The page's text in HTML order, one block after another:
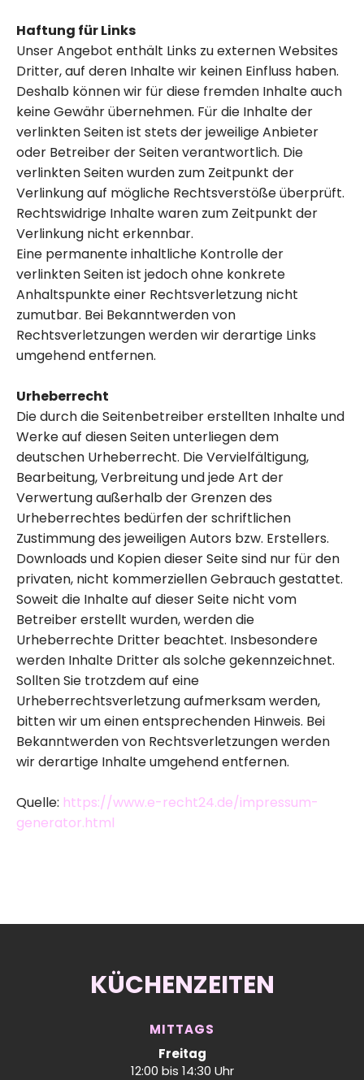
Haftung für Links
Unser Angebot enthält Links zu externen Websites
Dritter, auf deren Inhalte wir keinen Einfluss haben.
Deshalb können wir für diese fremden Inhalte auch
keine Gewähr übernehmen. Für die Inhalte der
verlinkten Seiten ist stets der jeweilige Anbieter
oder Betreiber der Seiten verantwortlich. Die
verlinkten Seiten wurden zum Zeitpunkt der
Verlinkung auf mögliche Rechtsverstöße überprüft.
Rechtswidrige Inhalte waren zum Zeitpunkt der
Verlinkung nicht erkennbar.
Eine permanente inhaltliche Kontrolle der
verlinkten Seiten ist jedoch ohne konkrete
Anhaltspunkte einer Rechtsverletzung nicht
zumutbar. Bei Bekanntwerden von
Rechtsverletzungen werden wir derartige Links
umgehend entfernen.
Urheberrecht
Die durch die Seitenbetreiber erstellten Inhalte und
Werke auf diesen Seiten unterliegen dem
deutschen Urheberrecht. Die Vervielfältigung,
Bearbeitung, Verbreitung und jede Art der
Verwertung außerhalb der Grenzen des
Urheberrechtes bedürfen der schriftlichen
Zustimmung des jeweiligen Autors bzw. Erstellers.
Downloads und Kopien dieser Seite sind nur für den
privaten, nicht kommerziellen Gebrauch gestattet.
Soweit die Inhalte auf dieser Seite nicht vom
Betreiber erstellt wurden, werden die
Urheberrechte Dritter beachtet. Insbesondere
werden Inhalte Dritter als solche gekennzeichnet.
Sollten Sie trotzdem auf eine
Urheberrechtsverletzung aufmerksam werden,
bitten wir um einen entsprechenden Hinweis. Bei
Bekanntwerden von Rechtsverletzungen werden
wir derartige Inhalte umgehend entfernen.
Quelle: https://www.e-recht24.de/impressum-
generator.html
KÜCHENZEITEN
MITTAGS
Freitag
12:00 bis 14:30 Uhr